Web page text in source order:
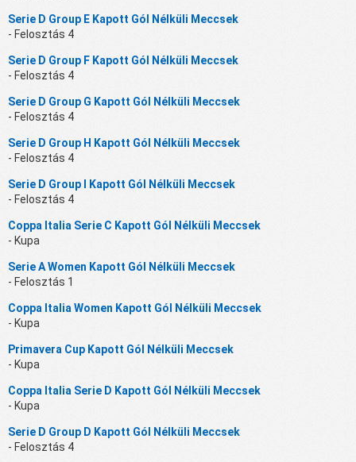
Serie D Group E Kapott Gól Nélküli Meccsek
- Felosztás 4
Serie D Group F Kapott Gól Nélküli Meccsek
- Felosztás 4
Serie D Group G Kapott Gól Nélküli Meccsek
- Felosztás 4
Serie D Group H Kapott Gól Nélküli Meccsek
- Felosztás 4
Serie D Group I Kapott Gól Nélküli Meccsek
- Felosztás 4
Coppa Italia Serie C Kapott Gól Nélküli Meccsek
- Kupa
Serie A Women Kapott Gól Nélküli Meccsek
- Felosztás 1
Coppa Italia Women Kapott Gól Nélküli Meccsek
- Kupa
Primavera Cup Kapott Gól Nélküli Meccsek
- Kupa
Coppa Italia Serie D Kapott Gól Nélküli Meccsek
- Kupa
Serie D Group D Kapott Gól Nélküli Meccsek
- Felosztás 4